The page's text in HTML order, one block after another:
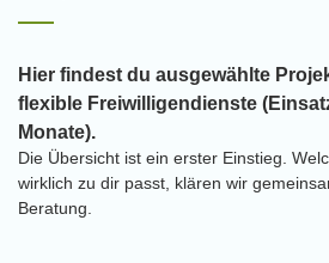
Hier findest du ausgewählte
flexible Freiwilligendienste
Monate).
Die Übersicht ist ein erster Einstieg.
wirklich zu dir passt, klären wir
Beratung.